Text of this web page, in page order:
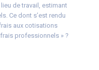
de travail, estimant
Ce dont s’est rendu
aux cotisations
professionnels » ?